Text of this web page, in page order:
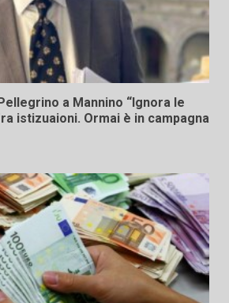
a Mannino “Ignora le
istizuaioni. Ormai è in campagna